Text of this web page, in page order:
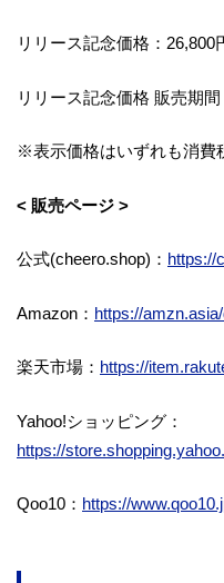
リリース記念価格：26,800
リリース記念価格 販売期
※表示価格はいずれも消費
< 販売ページ >
公式(cheero.shop)： https://
Amazon： https://
楽天市場： https://
Yahoo!ショッピング：
https://
Qoo10： https://